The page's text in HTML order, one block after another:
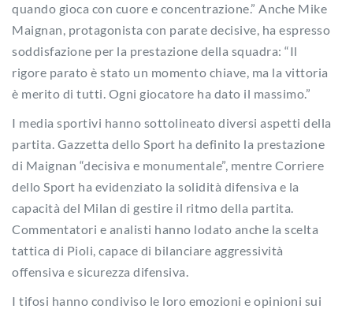
quando gioca con cuore e concentrazione.” Anche Mike
Maignan, protagonista con parate decisive, ha espresso
soddisfazione per la prestazione della squadra: “Il
rigore parato è stato un momento chiave, ma la vittoria
è merito di tutti. Ogni giocatore ha dato il massimo.”
I media sportivi hanno sottolineato diversi aspetti della
partita. Gazzetta dello Sport ha definito la prestazione
di Maignan “decisiva e monumentale”, mentre Corriere
dello Sport ha evidenziato la solidità difensiva e la
capacità del Milan di gestire il ritmo della partita.
Commentatori e analisti hanno lodato anche la scelta
tattica di Pioli, capace di bilanciare aggressività
offensiva e sicurezza difensiva.
I tifosi hanno condiviso le loro emozioni e opinioni sui